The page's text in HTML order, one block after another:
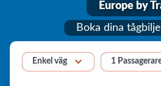
Europe by
Boka dina
Enkel väg  1